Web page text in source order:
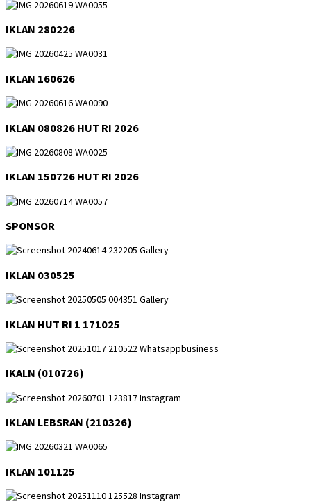
IKLAN 280226
IKLAN 160626
IKLAN 080826 HUT RI 2026
IKLAN 150726 HUT RI 2026
SPONSOR
IKLAN 030525
IKLAN HUT RI 1 171025
IKALN (010726)
IKLAN LEBSRAN (210326)
IKLAN 101125